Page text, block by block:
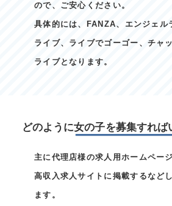
ので、ご安心ください。
具体的には、FANZA、エンジェル
ライブ、ライブでゴーゴー、チャ
ライブとなります。
どのように女の子を募集すれば
主に代理店様の求人用ホームペー
高収入求人サイトに掲載するなど
ます。